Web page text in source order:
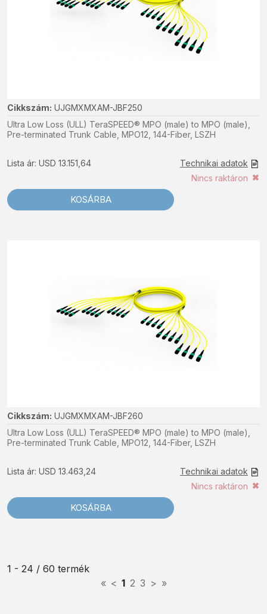
Cikkszám: UJGMXMXAM-JBF250
Ultra Low Loss (ULL) TeraSPEED® MPO (male) to MPO (male),
Pre-terminated Trunk Cable, MPO12, 144-Fiber, LSZH
Technikai adatok
Lista ár: USD 13.151,64
Nincs raktáron
KOSÁRBA
Cikkszám: UJGMXMXAM-JBF260
Ultra Low Loss (ULL) TeraSPEED® MPO (male) to MPO (male),
Pre-terminated Trunk Cable, MPO12, 144-Fiber, LSZH
Technikai adatok
Lista ár: USD 13.463,24
Nincs raktáron
KOSÁRBA
1 - 24 / 60 termék
« < 1 2 3 > »